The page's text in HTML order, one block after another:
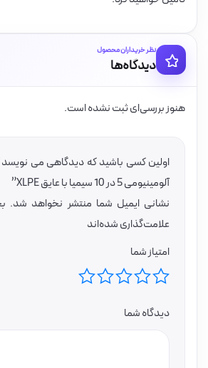
نظر خریداران محصول
دیدگاه‌ها
هنوز بررسی‌ای ثبت نشده است.
اولین کسی باشید که دیدگاهی می نویسد
آلومینیومی 5 در 10 سیمیا با عایق XLPE”
نشانی ایمیل شما منتشر نخواهد شد.
علامت‌گذاری شده‌اند
امتیاز شما
دیدگاه شما